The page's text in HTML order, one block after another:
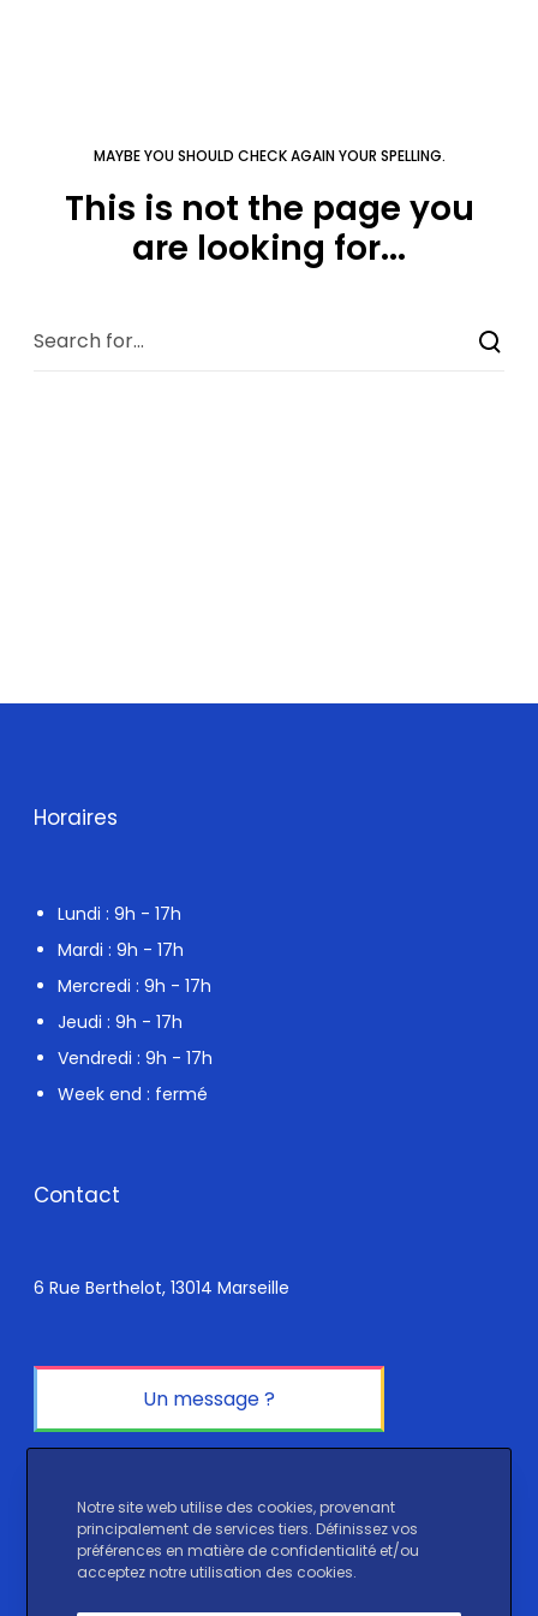
MAYBE YOU SHOULD CHECK AGAIN YOUR SPELLING.
This is not the page you
are looking for...
Horaires
Lundi : 9h - 17h
Mardi : 9h - 17h
Mercredi : 9h - 17h
Jeudi : 9h - 17h
Vendredi : 9h - 17h
Week end : fermé
Contact
6 Rue Berthelot, 13014 Marseille
Un message ?
LinkedIn TikTok
Notre site web utilise des cookies, provenant
principalement de services tiers. Définissez vos
préférences en matière de confidentialité et/ou
acceptez notre utilisation des cookies.